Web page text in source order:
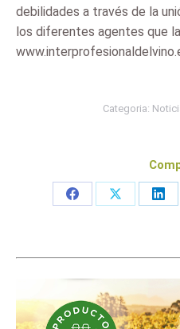
debilidades a través de la
los diferentes agentes que
Categoria:
Share
Share